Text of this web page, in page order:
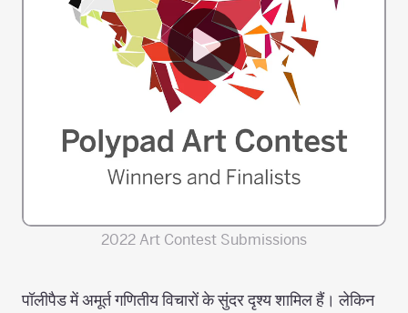
2022 Art Contest Submissions
पॉलीपैड में अमूर्त गणितीय विचारों के सुंदर दृश्य शामिल हैं। लेकिन